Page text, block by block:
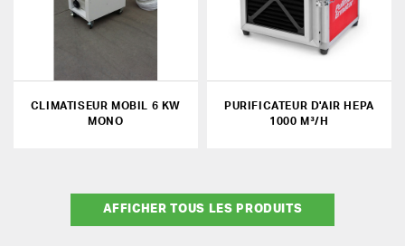
CLIMATISEUR MOBIL 6 KW
MONO
PURIFICATEUR D'AIR HEPA
1000 M³/H
AFFICHER TOUS LES PRODUITS